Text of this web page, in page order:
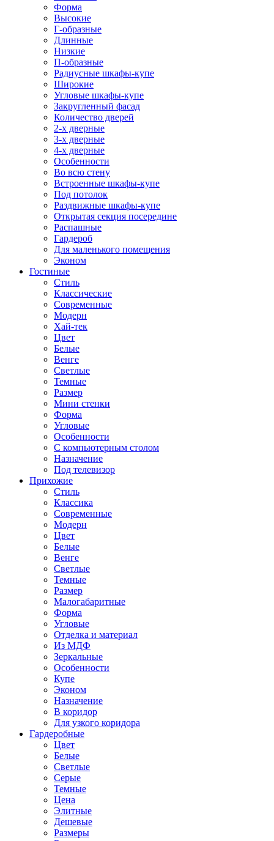
Форма
Высокие
Г-образные
Длинные
Низкие
П-образные
Радиусные шкафы-купе
Широкие
Угловые шкафы-купе
Закругленный фасад
Количество дверей
2-х дверные
3-х дверные
4-х дверные
Особенности
Во всю стену
Встроенные шкафы-купе
Под потолок
Раздвижные шкафы-купе
Открытая секция посередине
Распашные
Гардероб
Для маленького помещения
Эконом
Гостиные
Стиль
Классические
Современные
Модерн
Хай-тек
Цвет
Белые
Венге
Светлые
Темные
Размер
Мини стенки
Форма
Угловые
Особенности
С компьютерным столом
Назначение
Под телевизор
Прихожие
Стиль
Классика
Современные
Модерн
Цвет
Белые
Венге
Светлые
Темные
Размер
Малогабаритные
Форма
Угловые
Отделка и материал
Из МДФ
Зеркальные
Особенности
Купе
Эконом
Назначение
В коридор
Для узкого коридора
Гардеробные
Цвет
Белые
Светлые
Серые
Темные
Цена
Элитные
Дешевые
Размеры